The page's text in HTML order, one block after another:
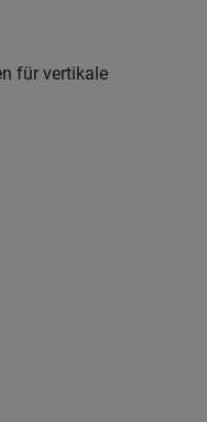
für vertikale